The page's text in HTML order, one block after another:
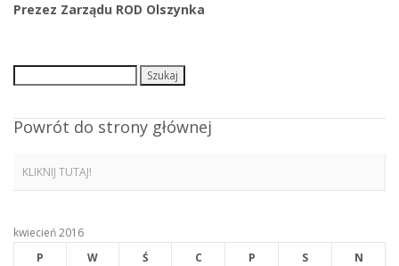
Prezez Zarządu ROD Olszynka
Powrót do strony głównej
KLIKNIJ TUTAJ!
kwiecień 2016
P
W Ś C P S
N